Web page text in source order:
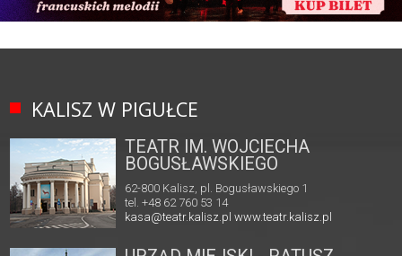
KALISZ W PIGUŁCE
TEATR IM. WOJCIECHA
BOGUSŁAWSKIEGO
62-800 Kalisz, pl. Bogusławskiego 1
tel. +48 62 760 53 14
kasa@teatr.kalisz.pl www.teatr.kalisz.pl